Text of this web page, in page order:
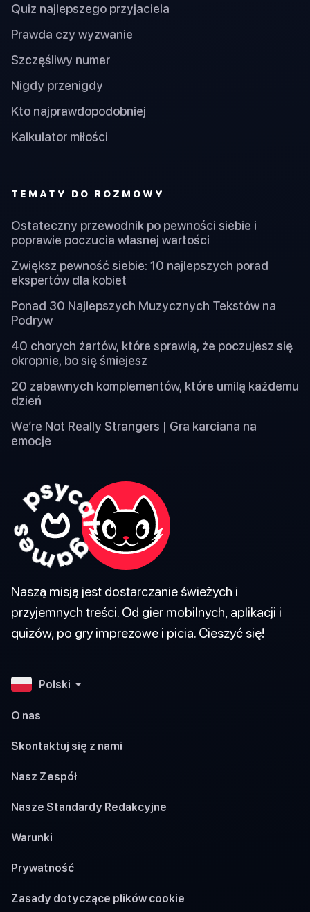
Quiz najlepszego przyjaciela
Prawda czy wyzwanie
Szczęśliwy numer
Nigdy przenigdy
Kto najprawdopodobniej
Kalkulator miłości
TEMATY DO ROZMOWY
Ostateczny przewodnik po pewności siebie i
poprawie poczucia własnej wartości
Zwiększ pewność siebie: 10 najlepszych porad
ekspertów dla kobiet
Ponad 30 Najlepszych Muzycznych Tekstów na
Podryw
40 chorych żartów, które sprawią, że poczujesz się
okropnie, bo się śmiejesz
20 zabawnych komplementów, które umilą każdemu
dzień
We’re Not Really Strangers | Gra karciana na
emocje
Naszą misją jest dostarczanie świeżych i
przyjemnych treści. Od gier mobilnych, aplikacji i
quizów, po gry imprezowe i picia. Cieszyć się!
Polski
O nas
Skontaktuj się z nami
Nasz Zespół
Nasze Standardy Redakcyjne
Warunki
Prywatność
Zasady dotyczące plików cookie